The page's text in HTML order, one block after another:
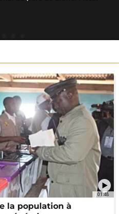
01:48
la population à